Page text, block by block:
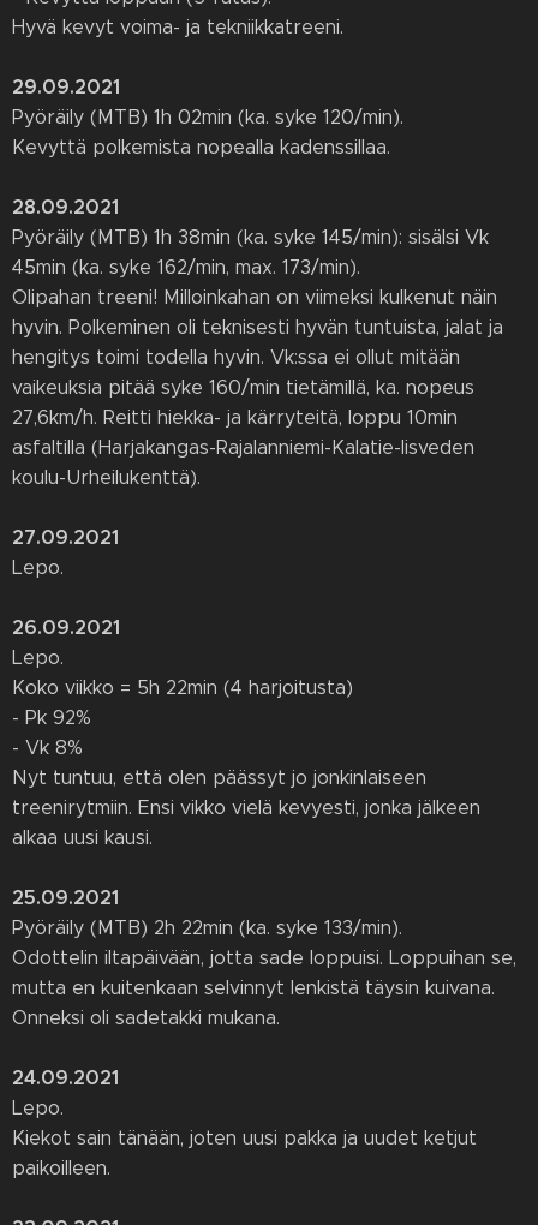
Hyvä kevyt voima- ja tekniikkatreeni.
29.09.2021
Pyöräily (MTB) 1h 02min (ka. syke 120/min).
Kevyttä polkemista nopealla kadenssillaa.
28.09.2021
Pyöräily (MTB) 1h 38min (ka. syke 145/min): sisälsi Vk
45min (ka. syke 162/min, max. 173/min).
Olipahan treeni! Milloinkahan on viimeksi kulkenut näin
hyvin. Polkeminen oli teknisesti hyvän tuntuista, jalat ja
hengitys toimi todella hyvin. Vk:ssa ei ollut mitään
vaikeuksia pitää syke 160/min tietämillä, ka. nopeus
27,6km/h. Reitti hiekka- ja kärryteitä, loppu 10min
asfaltilla (Harjakangas-Rajalanniemi-Kalatie-Iisveden
koulu-Urheilukenttä).
27.09.2021
Lepo.
26.09.2021
Lepo.
Koko viikko = 5h 22min (4 harjoitusta)
- Pk 92%
- Vk 8%
Nyt tuntuu, että olen päässyt jo jonkinlaiseen
treenirytmiin. Ensi vikko vielä kevyesti, jonka jälkeen
alkaa uusi kausi.
25.09.2021
Pyöräily (MTB) 2h 22min (ka. syke 133/min).
Odottelin iltapäivään, jotta sade loppuisi. Loppuihan se,
mutta en kuitenkaan selvinnyt lenkistä täysin kuivana.
Onneksi oli sadetakki mukana.
24.09.2021
Lepo.
Kiekot sain tänään, joten uusi pakka ja uudet ketjut
paikoilleen.